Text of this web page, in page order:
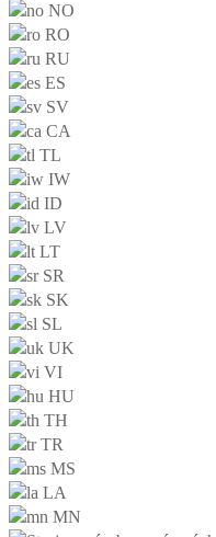
NO
RO
RU
ES
SV
CA
TL
IW
ID
LV
LT
SR
SK
SL
UK
VI
HU
TH
TR
MS
LA
MN